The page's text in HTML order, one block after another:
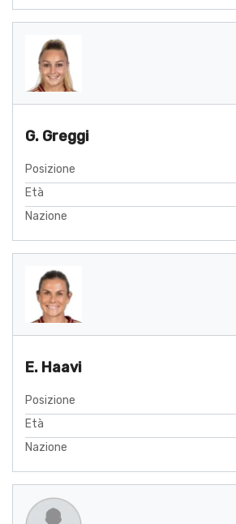
G. Greggi
Posizione
Età
Nazione
E. Haavi
Posizione
Età
Nazione